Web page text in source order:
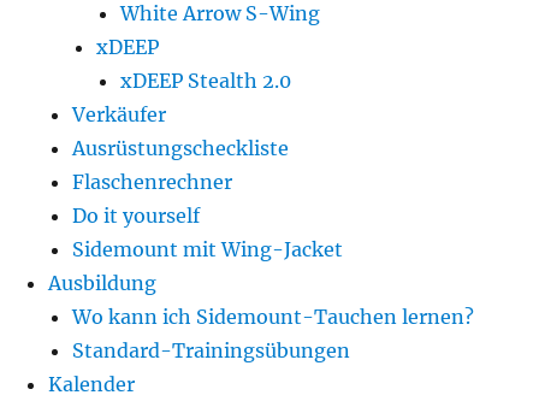
White Arrow S-Wing
xDEEP
xDEEP Stealth 2.0
Verkäufer
Ausrüstungscheckliste
Flaschenrechner
Do it yourself
Sidemount mit Wing-Jacket
Ausbildung
Wo kann ich Sidemount-Tauchen lernen?
Standard-Trainingsübungen
Kalender